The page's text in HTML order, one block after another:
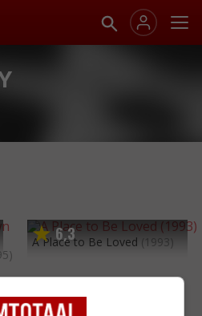
6,3
A Place to Be Loved (1993)